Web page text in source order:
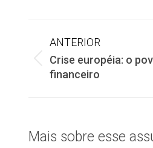
Navegação
de
ANTERIOR
Post
anterior:
Crise européia: o
financeiro
Mais sobre esse